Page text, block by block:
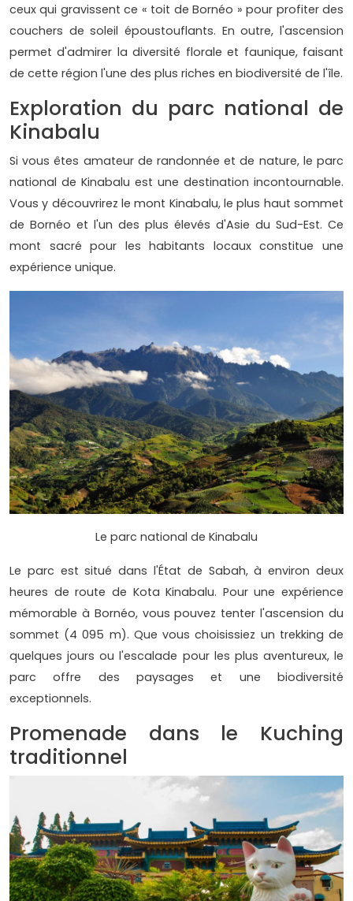
ceux qui gravissent ce « toit de Bornéo » pour profiter des
couchers de soleil époustouflants. En outre, l'ascension
permet d'admirer la diversité florale et faunique, faisant
de cette région l'une des plus riches en biodiversité de l'île.
Exploration du parc national de
Kinabalu
Si vous êtes amateur de randonnée et de nature, le parc
national de Kinabalu est une destination incontournable.
Vous y découvrirez le mont Kinabalu, le plus haut sommet
de Bornéo et l'un des plus élevés d'Asie du Sud-Est. Ce
mont sacré pour les habitants locaux constitue une
expérience unique.
Le parc national de Kinabalu
Le parc est situé dans l'État de Sabah, à environ deux
heures de route de Kota Kinabalu. Pour une expérience
mémorable à Bornéo, vous pouvez tenter l'ascension du
sommet (4 095 m). Que vous choisissiez un trekking de
quelques jours ou l'escalade pour les plus aventureux, le
parc offre des paysages et une biodiversité
exceptionnels.
Promenade dans le Kuching
traditionnel